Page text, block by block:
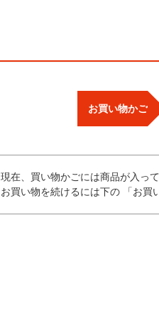
お買い物かご
現在、買い物かごには商品が入って
お買い物を続けるには下の 「お買